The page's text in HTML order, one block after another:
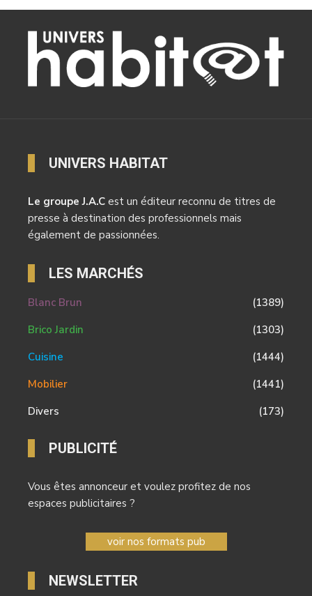
UNIVERS HABITAT
Le groupe J.A.C est un éditeur reconnu de titres de
presse à destination des professionnels mais
également de passionnées.
LES MARCHÉS
Blanc Brun
(1389)
Brico Jardin
(1303)
Cuisine
(1444)
Mobilier
(1441)
Divers
(173)
PUBLICITÉ
Vous êtes annonceur et voulez profitez de nos
espaces publicitaires ?
voir nos formats pub
NEWSLETTER